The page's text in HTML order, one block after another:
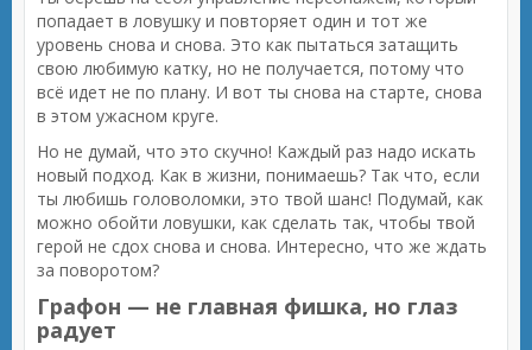
попадает в ловушку и повторяет один и тот же
уровень снова и снова. Это как пытаться затащить
свою любимую катку, но не получается, потому что
всё идет не по плану. И вот ты снова на старте, снова
в этом ужасном круге.
Но не думай, что это скучно! Каждый раз надо искать
новый подход. Как в жизни, понимаешь? Так что, если
ты любишь головоломки, это твой шанс! Подумай, как
можно обойти ловушки, как сделать так, чтобы твой
герой не сдох снова и снова. Интересно, что же ждать
за поворотом?
Графон — не главная фишка, но глаз
радует